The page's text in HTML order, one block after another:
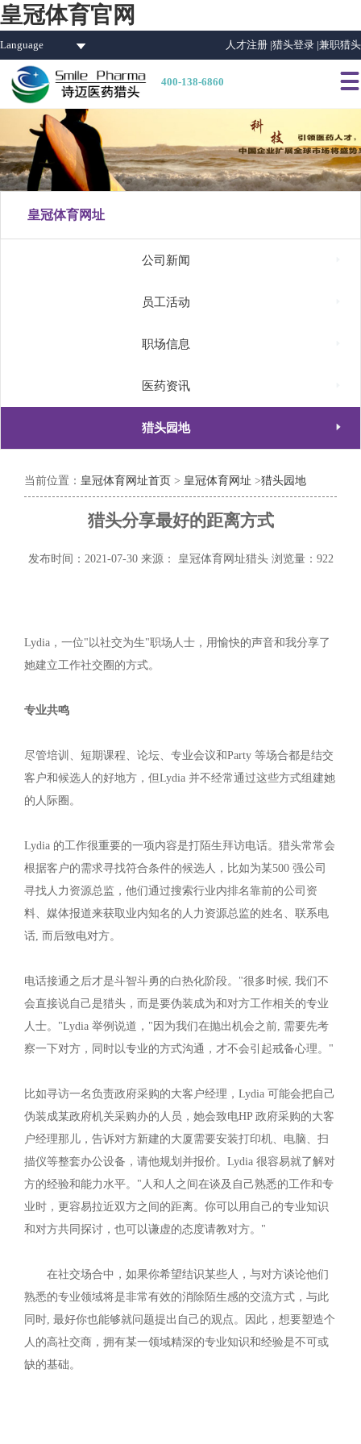
皇冠体育官网
Language 人才注册 |猎头登录 |兼职猎头
400-138-6860 
皇冠体育网址
公司新闻
员工活动
职场信息
医药资讯
猎头园地 
当前位置： 皇冠体育网址首页 > 皇冠体育网址 >猎头园地
猎头分享最好的距离方式
发布时间：2021-07-30 来源： 皇冠体育网址猎头 浏览量：922
Lydia，一位"以社交为生"职场人士，用愉快的声音和我分享了
她建立工作社交圈的方式。
专业共鸣
尽管培训、短期课程、论坛、专业会议和Party 等场合都是结交
客户和候选人的好地方，但Lydia 并不经常通过这些方式组建她
的人际圈。
Lydia 的工作很重要的一项内容是打陌生拜访电话。猎头常常会
根据客户的需求寻找符合条件的候选人，比如为某500 强公司
寻找人力资源总监，他们通过搜索行业内排名靠前的公司资
料、媒体报道来获取业内知名的人力资源总监的姓名、联系电
话, 而后致电对方。
电话接通之后才是斗智斗勇的白热化阶段。"很多时候, 我们不
会直接说自己是猎头，而是要伪装成为和对方工作相关的专业
人士。"Lydia 举例说道，"因为我们在抛出机会之前, 需要先考
察一下对方，同时以专业的方式沟通，才不会引起戒备心理。"
比如寻访一名负责政府采购的大客户经理，Lydia 可能会把自己
伪装成某政府机关采购办的人员，她会致电HP 政府采购的大客
户经理那儿，告诉对方新建的大厦需要安装打印机、电脑、扫
描仪等整套办公设备，请他规划并报价。Lydia 很容易就了解对
方的经验和能力水平。"人和人之间在谈及自己熟悉的工作和专
业时，更容易拉近双方之间的距离。你可以用自己的专业知识
和对方共同探讨，也可以谦虚的态度请教对方。"
在社交场合中，如果你希望结识某些人，与对方谈论他们
熟悉的专业领域将是非常有效的消除陌生感的交流方式，与此
同时, 最好你也能够就问题提出自己的观点。因此，想要塑造个
人的高社交商，拥有某一领域精深的专业知识和经验是不可或
缺的基础。